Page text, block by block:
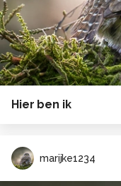
Hier ben ik
marijke1234